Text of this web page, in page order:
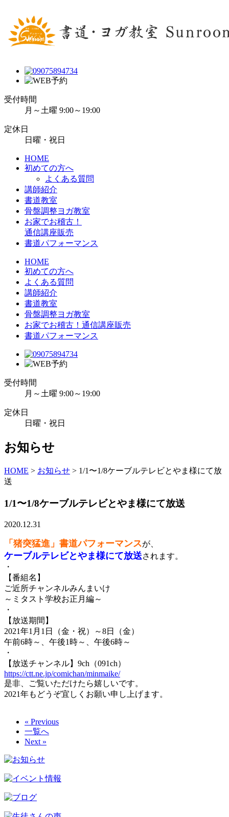
受付時間
月～土曜 9:00～19:00
定休日
日曜・祝日
HOME
初めての方へ
よくある質問
講師紹介
書道教室
骨盤調整ヨガ教室
お家でお稽古！
通信講座販売
書道パフォーマンス
HOME
初めての方へ
よくある質問
講師紹介
書道教室
骨盤調整ヨガ教室
お家でお稽古！通信講座販売
書道パフォーマンス
受付時間
月～土曜 9:00～19:00
定休日
日曜・祝日
お知らせ
HOME > お知らせ > 1/1〜1/8ケーブルテレビとやま様にて放
送
1/1〜1/8ケーブルテレビとやま様にて放送
2020.12.31
「猪突猛進」 書道パフォーマンスが、
ケーブルテレビとやま様にて放送されます。
・
【番組名】
ご近所チャンネルみんまいけ
～ミタスト学校お正月編～
・
【放送期間】
2021年1月1日（金・祝）～8日（金）
午前6時～、午後1時～、午後6時～
・
【放送チャンネル】9ch（091ch）
https://ctt.ne.jp/comichan/minmaike/
是非、ご覧いただけたら嬉しいです。
2021年もどうぞ宜しくお願い申し上げます。
« Previous
一覧へ
Next »